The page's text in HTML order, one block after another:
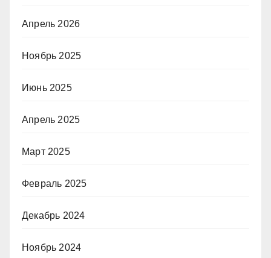
Апрель 2026
Ноябрь 2025
Июнь 2025
Апрель 2025
Март 2025
Февраль 2025
Декабрь 2024
Ноябрь 2024